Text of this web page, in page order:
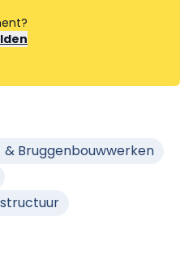
& Bruggenbouwwerken